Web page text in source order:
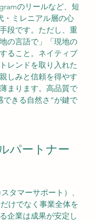
のリールなど、短
・ミレニアル層の心
段です。ただし、重
の言語で」「現地の
ること。ネイティブ
レンドを取り入れた
しみと信頼を得やす
まります。高品質で
できる自然さ”が鍵で
パートナー
タマーサポート）、
けでなく事業全体を
企業は成果が安定し